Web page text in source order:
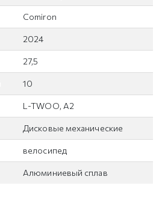
Comiron
2024
27,5
10
L-TWOO, A2
Дисковые механические
велосипед
Алюминиевый сплав